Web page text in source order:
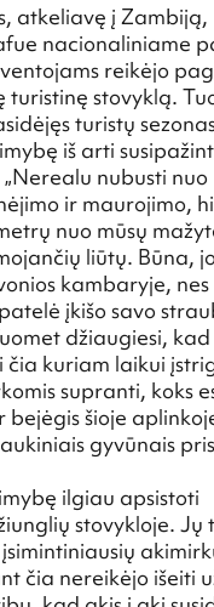
atkeliavę į Zambiją,
nacionaliniame
reikėjo
turistinę stovyklą.
turistų
iš arti
nubusti nuo
ir maurojimo,
nuo mūsų
liūtų. Būna,
kambaryje,
įkišo savo
džiaugiesi, kad
čia kuriam laikui
supranti, koks
šioje
gyvūnais
ilgiau apsistoti
stovykloje. Jų
čia nereikėjo išeiti